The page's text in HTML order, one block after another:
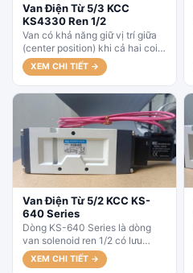
Van Điện Từ 5/3 KCC
KS4330 Ren 1/2
Van có khả năng giữ vị trí giữa
(center position) khi cả hai coil
đều mất điện, rất phù hợp...
XEM CHI TIẾT →
Van Điện Từ 5/2 KCC KS-
640 Series
Dòng KS-640 Series là dòng
van solenoid ren 1/2 có lưu
lượng lớn nhất trong series KS,
phù hợp cho...
XEM CHI TIẾT →